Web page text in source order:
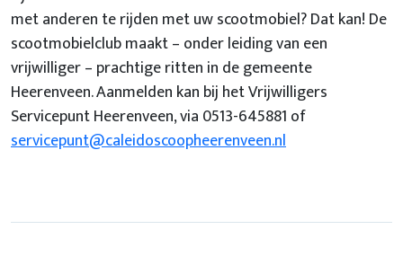
met anderen te rijden met uw scootmobiel? Dat kan! De
scootmobielclub maakt – onder leiding van een
vrijwilliger – prachtige ritten in de gemeente
Heerenveen. Aanmelden kan bij het Vrijwilligers
Servicepunt Heerenveen, via 0513-645881 of
servicepunt@caleidoscoopheerenveen.nl